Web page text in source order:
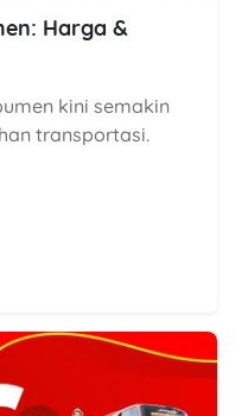
Harga &
kini semakin
transportasi.